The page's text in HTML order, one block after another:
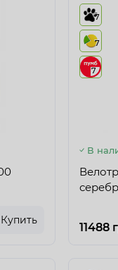
Купить
7
7
7
В
11488